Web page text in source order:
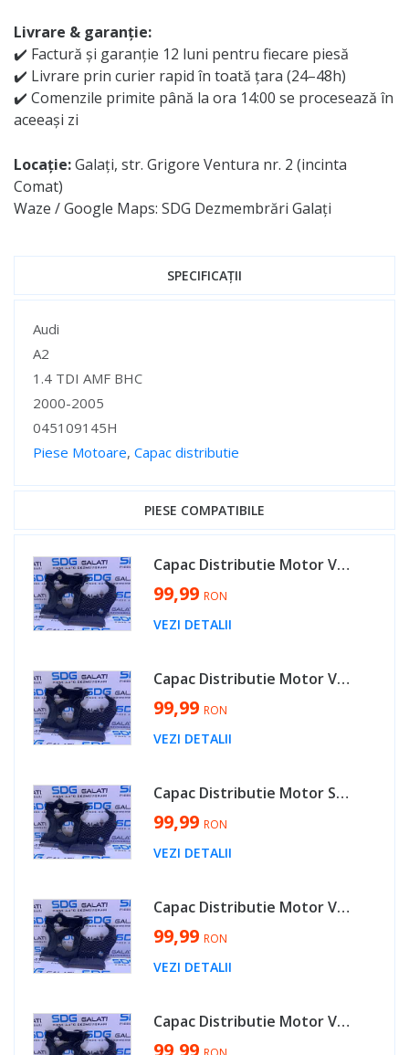
Livrare & garanție:
✔️ Factură și garanție 12 luni pentru fiecare piesă
✔️ Livrare prin curier rapid în toată țara (24–48h)
✔️ Comenzile primite până la ora 14:00 se procesează în
aceeași zi
Locație:Galați, str. Grigore Ventura nr. 2 (incinta
Comat)
Waze / Google Maps: SDG Dezmembrări Galați
SPECIFICAȚII
Specificații
Audi
A2
1.4 TDI AMF BHC
2000-2005
045109145H
Piese Motoare, Capac distributie
PIESE COMPATIBILE
Capac Distributie Motor VW Polo 9N 1.4 TDI AMF BAY BNM BNV BWB BMS 2002 - 2008 Cod 045109145H [V0085]
99,99 RON
VEZI DETALII
Capac Distributie Motor VW EOS 2.0 TDI BMM 2006 - 2011 Cod 045109145H [V0085]
99,99 RON
VEZI DETALII
Capac Distributie Motor Seat Alhambra 1.9 TDI ANU AUY ASZ BTB BVK ASZ 2003 - 2010 Cod 045109145H [V0085]
99,99 RON
VEZI DETALII
Capac Distributie Motor VW Sharan 2.0 TDI BVH BRT 2003 - 2010 Cod 045109145H [V0085]
99,99 RON
VEZI DETALII
Capac Distributie Motor VW Golf 4 1.9 TDI ATD AXR AJM AUY ASZ ARL 2002 - 2005 Cod 045109145H [V0085]
99,99